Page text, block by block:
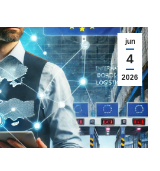
jun
4
2026